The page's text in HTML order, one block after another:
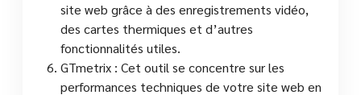
site web grâce à des enregistrements vidéo,
des cartes thermiques et d’autres
fonctionnalités utiles.
GTmetrix : Cet outil se concentre sur les
performances techniques de votre site web en